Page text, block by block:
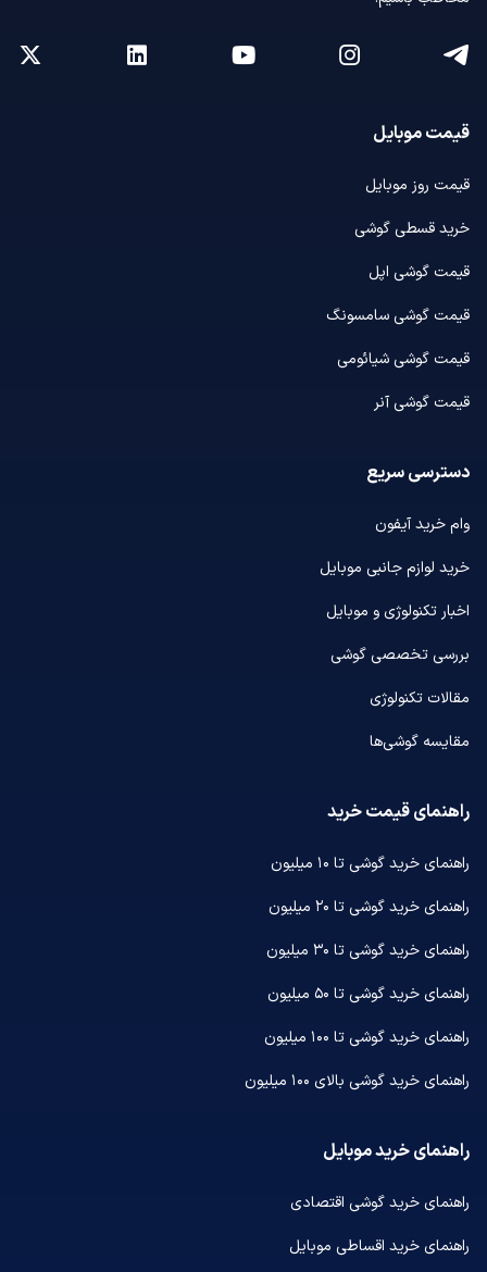
قیمت موبایل
قیمت روز موبایل
خرید قسطی گوشی
قیمت گوشی اپل
قیمت گوشی سامسونگ
قیمت گوشی شیائومی
قیمت گوشی آنر
دسترسی سریع
وام خرید آیفون
خرید لوازم جانبی موبایل
اخبار تکنولوژی و موبایل
بررسی تخصصی گوشی
مقالات تکنولوژی
مقایسه گوشی‌ها
راهنمای قیمت خرید
راهنمای خرید گوشی تا ۱۰ میلیون
راهنمای خرید گوشی تا ۲۰ میلیون
راهنمای خرید گوشی تا ۳۰ میلیون
راهنمای خرید گوشی تا ۵۰ میلیون
راهنمای خرید گوشی تا ۱۰۰ میلیون
راهنمای خرید گوشی بالای ۱۰۰ میلیون
راهنمای خرید موبایل
راهنمای خرید گوشی اقتصادی
راهنمای خرید اقساطی موبایل